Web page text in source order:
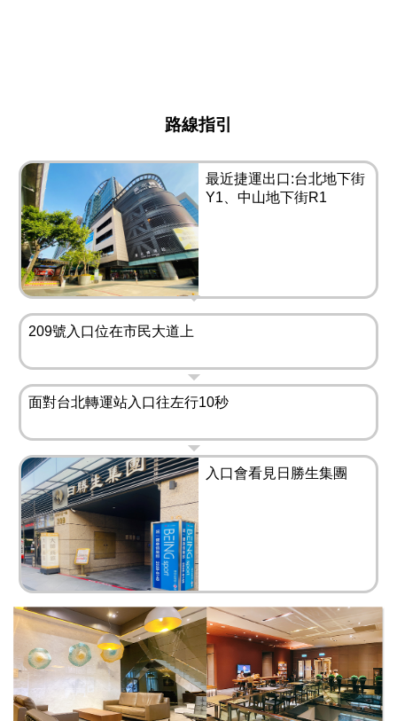
路線指引
最近捷運出口:台北地下街
Y1、中山地下街R1
209號入口位在市民大道上
面對台北轉運站入口往左行10秒
入口會看見日勝生集團